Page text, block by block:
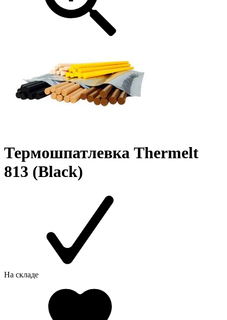
Термошпатлевка Thermelt
813 (Black)
На складе